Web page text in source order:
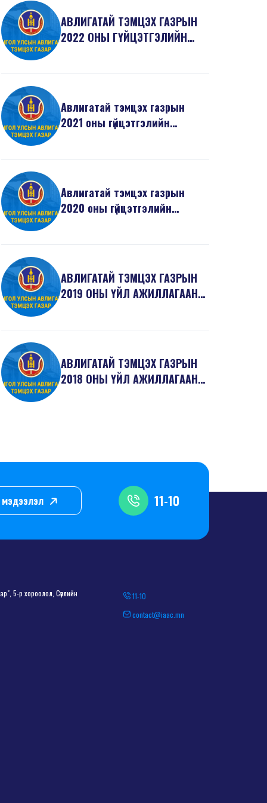
АВЛИГАТАЙ ТЭМЦЭХ ГАЗРЫН
2022 ОНЫ ГҮЙЦЭТГЭЛИЙН
Авлигатай тэмцэх газрын
2021 оны гүйцэтгэлийн
Авлигатай тэмцэх газрын
2020 оны гүйцэтгэлийн
АВЛИГАТАЙ ТЭМЦЭХ ГАЗРЫН
2019 ОНЫ ҮЙЛ АЖИЛЛАГААНЫ
АВЛИГАТАЙ ТЭМЦЭХ ГАЗРЫН
2018 ОНЫ ҮЙЛ АЖИЛЛАГААНЫ
мэдээлэл 11-10
5-р хороолол, Сөүлийн
11-10
contact@iaac.mn